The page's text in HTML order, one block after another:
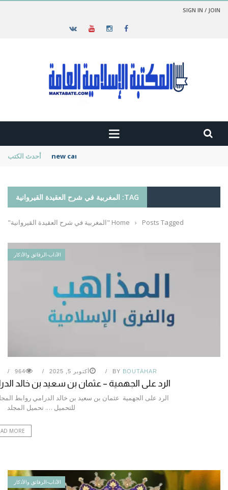
SIGN IN / JOIN
أحدث الكتب new cambridge history of islam
TAG: المغربية في شرح العقيدة القيروانية
Home › Posts Tagged "المغربية في شرح العقيدة القيروانية"
الآداب-الرقائق والأذكار
BY BOUTAHAR أكتوبر 5, 2025 964
الرد على الجهمية – عثمان بن سعيد بن خالد
الرد على الجهمية عثمان بن سعيد بن خالد الدرامي روابط
للتحميل …. تحميل
MORE
الآداب-الرقائق والأذكار